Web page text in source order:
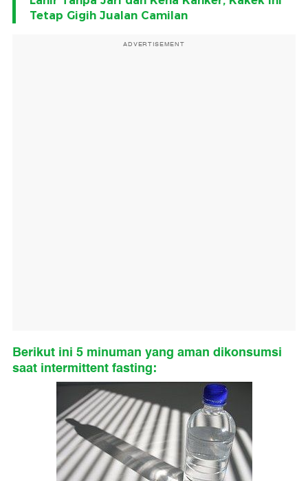
Tetap Gigih Jualan Camilan
ADVERTISEMENT
Berikut ini 5 minuman yang aman dikonsumsi
saat intermittent fasting: